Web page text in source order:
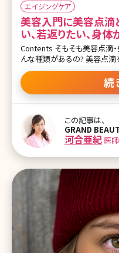
エイジングケア
美容入門に美容点滴
い、若返りたい、身
受けたい
Contents そもそも美容点滴・美容注射とは? 美容点滴や注射にはど
んな種類があるの? 美容点
滴の価格は? おわりに 【監修医師からのワンポイント】美容点滴は即
効性があり、お仕事や家事
味方となる存在です。美肌効
クでは、点滴による美容治療
インフルエンサーの方々が
よ!」のような投稿をしてい
の色は無色だったり黄色だっ
が入ってるのかなと疑問に思いますよね。 また
続
この記事は、
GRAND
河合亜紀 医師